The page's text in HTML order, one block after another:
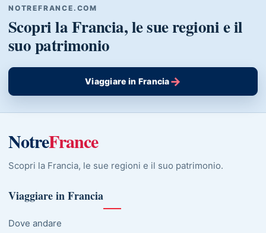
NOTREFRANCE.COM
Scopri la Francia, le sue regioni e il
suo patrimonio
Viaggiare in Francia→
NotreFrance
Scopri la Francia, le sue regioni e il suo patrimonio.
Viaggiare in Francia
Dove andare